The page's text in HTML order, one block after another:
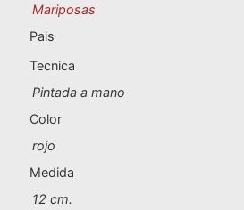
Badajoz
Benidorm
Mariposas
Pais
Tecnica
Pintada a mano
Color
rojo
Medida
12 cm.